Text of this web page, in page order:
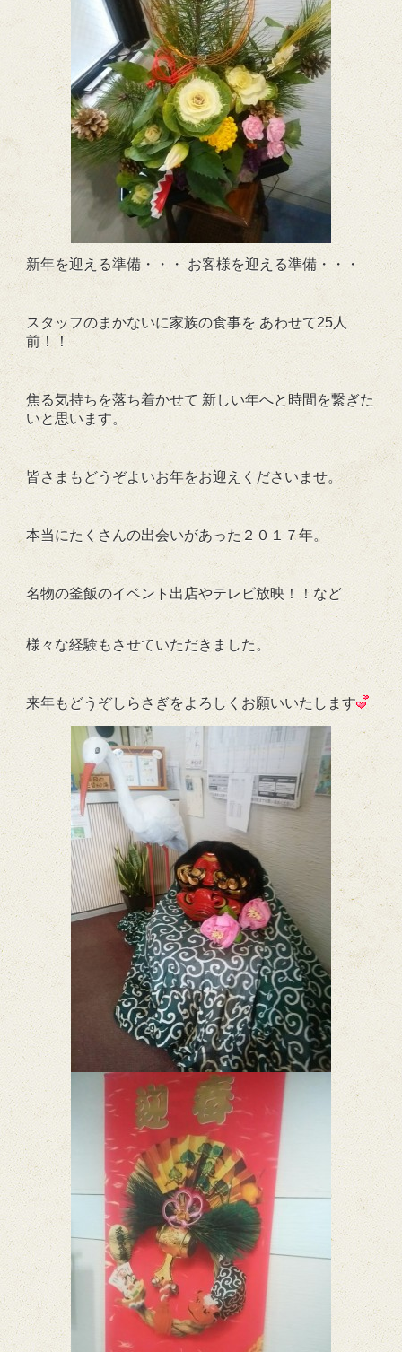
新年を迎える準備・・・ お客様を迎える準備・・・
スタッフのまかないに家族の食事を あわせて25人
前！！
焦る気持ちを落ち着かせて 新しい年へと時間を繋ぎた
いと思います。
皆さまもどうぞよいお年をお迎えくださいませ。
本当にたくさんの出会いがあった２０１７年。
名物の釜飯のイベント出店やテレビ放映！！など
様々な経験もさせていただきました。
来年もどうぞしらさぎをよろしくお願いいたします